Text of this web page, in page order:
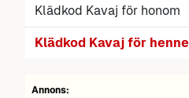
Klädkod Kavaj för honom
Klädkod Kavaj för henne
Annons: